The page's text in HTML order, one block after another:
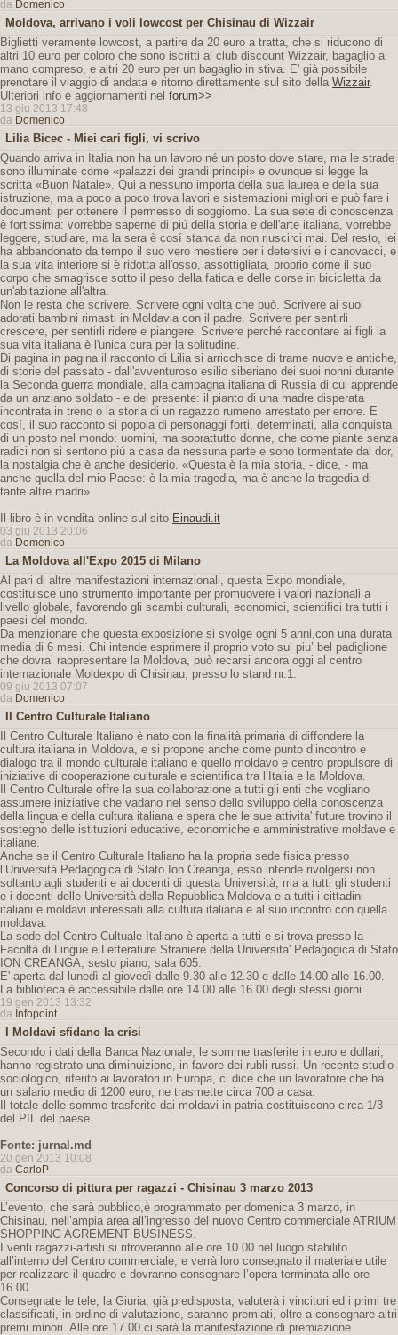
da Domenico
Moldova, arrivano i voli lowcost per Chisinau di Wizzair
Biglietti veramente lowcost, a partire da 20 euro a tratta, che si riducono di
altri 10 euro per coloro che sono iscritti al club discount Wizzair, bagaglio a
mano compreso, e altri 20 euro per un bagaglio in stiva. E' già possibile
prenotare il viaggio di andata e ritorno direttamente sul sito della Wizzair.
Ulteriori info e aggiornamenti nel forum>>
13 giu 2013 17:48
da Domenico
Lilia Bicec - Miei cari figli, vi scrivo
Quando arriva in Italia non ha un lavoro né un posto dove stare, ma le strade
sono illuminate come «palazzi dei grandi principi» e ovunque si legge la
scritta «Buon Natale». Qui a nessuno importa della sua laurea e della sua
istruzione, ma a poco a poco trova lavori e sistemazioni migliori e può fare i
documenti per ottenere il permesso di soggiorno. La sua sete di conoscenza
è fortissima: vorrebbe saperne di piú della storia e dell'arte italiana, vorrebbe
leggere, studiare, ma la sera è cosí stanca da non riuscirci mai. Del resto, lei
ha abbandonato da tempo il suo vero mestiere per i detersivi e i canovacci, e
la sua vita interiore si è ridotta all'osso, assottigliata, proprio come il suo
corpo che smagrisce sotto il peso della fatica e delle corse in bicicletta da
un'abitazione all'altra.
Non le resta che scrivere. Scrivere ogni volta che può. Scrivere ai suoi
adorati bambini rimasti in Moldavia con il padre. Scrivere per sentirli
crescere, per sentirli ridere e piangere. Scrivere perché raccontare ai figli la
sua vita italiana è l'unica cura per la solitudine.
Di pagina in pagina il racconto di Lilia si arricchisce di trame nuove e antiche,
di storie del passato - dall'avventuroso esilio siberiano dei suoi nonni durante
la Seconda guerra mondiale, alla campagna italiana di Russia di cui apprende
da un anziano soldato - e del presente: il pianto di una madre disperata
incontrata in treno o la storia di un ragazzo rumeno arrestato per errore. E
cosí, il suo racconto si popola di personaggi forti, determinati, alla conquista
di un posto nel mondo: uomini, ma soprattutto donne, che come piante senza
radici non si sentono piú a casa da nessuna parte e sono tormentate dal dor,
la nostalgia che è anche desiderio. «Questa è la mia storia, - dice, - ma
anche quella del mio Paese: è la mia tragedia, ma è anche la tragedia di
tante altre madri».
Il libro è in vendita online sul sito Einaudi.it
03 giu 2013 20:06
da Domenico
La Moldova all'Expo 2015 di Milano
Al pari di altre manifestazioni internazionali, questa Expo mondiale,
costituisce uno strumento importante per promuovere i valori nazionali a
livello globale, favorendo gli scambi culturali, economici, scientifici tra tutti i
paesi del mondo.
Da menzionare che questa exposizione si svolge ogni 5 anni,con una durata
media di 6 mesi. Chi intende esprimere il proprio voto sul piu’ bel padiglione
che dovra’ rappresentare la Moldova, può recarsi ancora oggi al centro
internazionale Moldexpo di Chisinau, presso lo stand nr.1.
09 giu 2013 07:07
da Domenico
Il Centro Culturale Italiano
Il Centro Culturale Italiano è nato con la finalità primaria di diffondere la
cultura italiana in Moldova, e si propone anche come punto d’incontro e
dialogo tra il mondo culturale italiano e quello moldavo e centro propulsore di
iniziative di cooperazione culturale e scientifica tra l’Italia e la Moldova.
Il Centro Culturale offre la sua collaborazione a tutti gli enti che vogliano
assumere iniziative che vadano nel senso dello sviluppo della conoscenza
della lingua e della cultura italiana e spera che le sue attivita' future trovino il
sostegno delle istituzioni educative, economiche e amministrative moldave e
italiane.
Anche se il Centro Culturale Italiano ha la propria sede fisica presso
l’Università Pedagogica di Stato Ion Creanga, esso intende rivolgersi non
soltanto agli studenti e ai docenti di questa Università, ma a tutti gli studenti
e i docenti delle Università della Repubblica Moldova e a tutti i cittadini
italiani e moldavi interessati alla cultura italiana e al suo incontro con quella
moldava.
La sede del Centro Cultuale Italiano è aperta a tutti e si trova presso la
Facoltà di Lingue e Letterature Straniere della Universita' Pedagogica di Stato
ION CREANGA, sesto piano, sala 605.
E' aperta dal lunedì al giovedì dalle 9.30 alle 12.30 e dalle 14.00 alle 16.00.
La biblioteca è accessibile dalle ore 14.00 alle 16.00 degli stessi giorni.
19 gen 2013 13:32
da Infopoint
I Moldavi sfidano la crisi
Secondo i dati della Banca Nazionale, le somme trasferite in euro e dollari,
hanno registrato una diminuizione, in favore dei rubli russi. Un recente studio
sociologico, riferito ai lavoratori in Europa, ci dice che un lavoratore che ha
un salario medio di 1200 euro, ne trasmette circa 700 a casa.
Il totale delle somme trasferite dai moldavi in patria costituiscono circa 1/3
del PIL del paese.
Fonte: jurnal.md
20 gen 2013 10:08
da CarloP
Concorso di pittura per ragazzi - Chisinau 3 marzo 2013
L’evento, che sarà pubblico,è programmato per domenica 3 marzo, in
Chisinau, nell’ampia area all’ingresso del nuovo Centro commerciale ATRIUM
SHOPPING AGREMENT BUSINESS.
I venti ragazzi-artisti si ritroveranno alle ore 10.00 nel luogo stabilito
all’interno del Centro commerciale, e verrà loro consegnato il materiale utile
per realizzare il quadro e dovranno consegnare l’opera terminata alle ore
16.00.
Consegnate le tele, la Giuria, già predisposta, valuterà i vincitori ed i primi tre
classificati, in ordine di valutazione, saranno premiati, oltre a consegnare altri
premi minori. Alle ore 17.00 ci sarà la manifestazione di premiazione.